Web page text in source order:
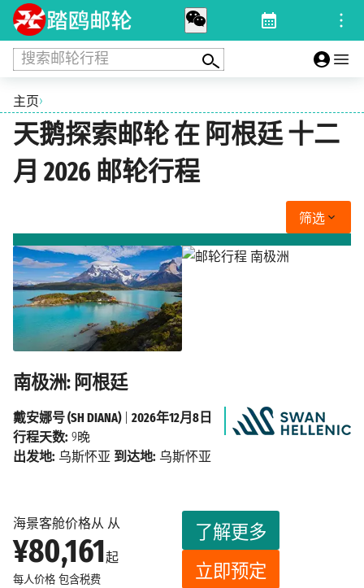
搜索邮轮行程
主页›
天鹅探索邮轮 在 阿根廷 十二
月 2026 邮轮行程
筛选
南极洲: 阿根廷
海景客舱价格从 从
¥80,161起
每人价格 包含税费
了解更多
立即预定
戴安娜号 (SH DIANA)| 2026年12月8日
行程天数: 9晚
出发地: 乌斯怀亚 到达地: 乌斯怀亚